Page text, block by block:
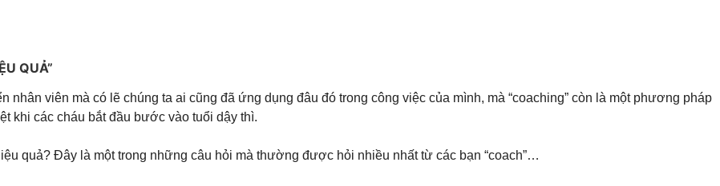
QUẢ”
nhân viên mà có lẽ chúng ta ai cũng đã ứng dụng đâu đó trong công việc của mình, mà “coaching” còn là một phương pháp
khi các cháu bắt đầu bước vào tuổi dậy thì.
quả? Đây là một trong những câu hỏi mà thường được hỏi nhiều nhất từ các bạn “coach”…